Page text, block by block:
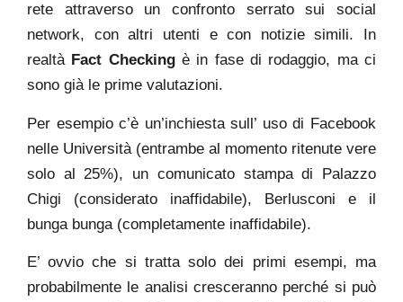
rete attraverso un confronto serrato sui social
network, con altri utenti e con notizie simili. In
realtàFact Checkingè in fase di rodaggio, ma ci
sono già le prime valutazioni.
Per esempio c’è un’inchiesta sull’ uso di Facebook
nelle Università (entrambe al momento ritenute vere
solo al 25%), un comunicato stampa di Palazzo
Chigi (considerato inaffidabile), Berlusconi e il
bunga bunga (completamente inaffidabile).
E’ ovvio che si tratta solo dei primi esempi, ma
probabilmente le analisi cresceranno perché si può